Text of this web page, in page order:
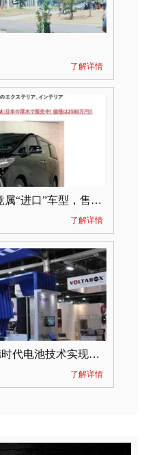
了解详情
雷克萨斯LM在日本本土竟属“进口”车型，售价2580万日元
了解详情
能量密度304Wh/kg！宁德时代电池技术实现突破
了解详情